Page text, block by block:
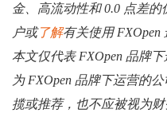
金、高流动性和 0.0 点差的
户或了解有关使用 FXOpen
本文仅代表 FXOpen 品牌
为 FXOpen 品牌下运营的
揽或推荐，也不应被视为财